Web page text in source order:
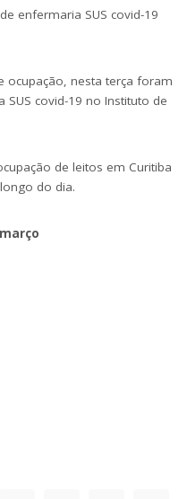
enfermaria SUS covid-19
ocupação, nesta terça foram
covid-19 no Instituto de
de leitos em Curitiba
do dia.